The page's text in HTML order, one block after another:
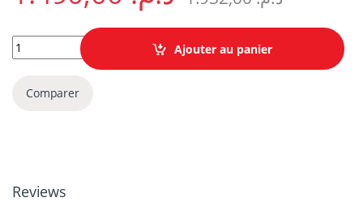
Microsoft 365 Business Standard Français - 1 an quantity
Ajouter au panier
Comparer
Reviews